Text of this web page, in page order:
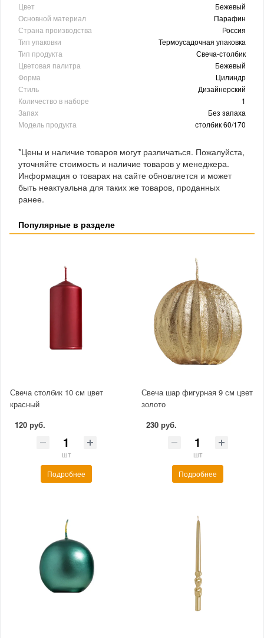
Цвет
Бежевый
Основной материал
Парафин
Страна производства
Россия
Тип упаковки
Термоусадочная упаковка
Тип продукта
Свеча-столбик
Цветовая палитра
Бежевый
Форма
Цилиндр
Стиль
Дизайнерский
Количество в наборе
1
Запах
Без запаха
Модель продукта
столбик 60/170
*Цены и наличие товаров могут различаться. Пожалуйста,
уточняйте стоимость и наличие товаров у менеджера.
Информация о товарах на сайте обновляется и может
быть неактуальна для таких же товаров, проданных
ранее.
Популярные в разделе
Свеча столбик 10 см цвет
красный
120 руб.
шт
Подробнее
Свеча шар фигурная 9 см цвет
золото
230 руб.
шт
Подробнее